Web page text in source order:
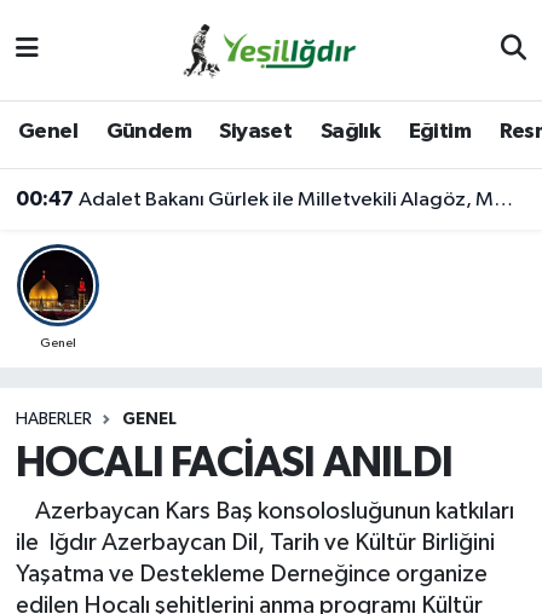
Genel Gündem Siyaset Sağlık Eğitim
00:47 Adalet Bakanı Gürlek ile Milletvekili Alagöz, MHP İl Başkanlığını Ziyaret Etti
Genel
HABERLER GENEL
HOCALI FACİASI ANILDI
Azerbaycan Kars Baş konsolosluğunun katkıları
ile Iğdır Azerbaycan Dil, Tarih ve Kültür Birliğini
Yaşatma ve Destekleme Derneğince organize
edilen Hocalı şehitlerini anma programı Kültür
Iğdır Trafik Yoğunluk Haritası
Süper Lig Puan Durumu ve Fikstür
Son Dakika Haberleri
Haber Arşivi